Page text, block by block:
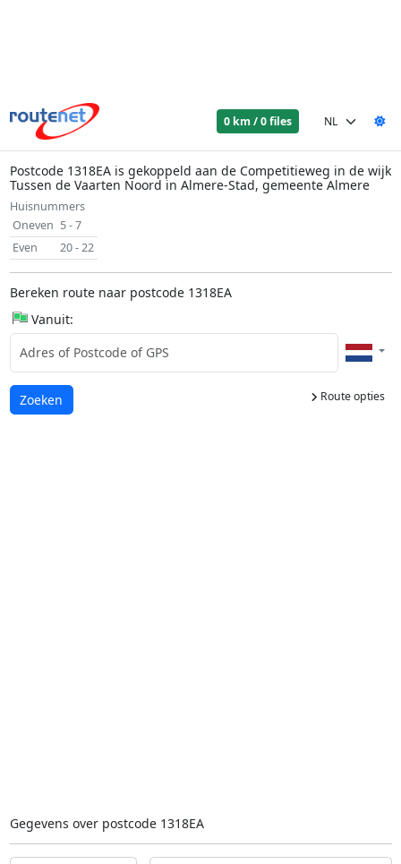
0 km / 0 files
Postcode 1318EA is gekoppeld aan de Competitieweg in de wijk
Tussen de Vaarten Noord in Almere-Stad, gemeente Almere
Huisnummers
Oneven 5 - 7
Even
20 - 22
Bereken route naar postcode 1318EA
Vanuit:
Route opties
Laden...
Zoeken
Gegevens over postcode 1318EA